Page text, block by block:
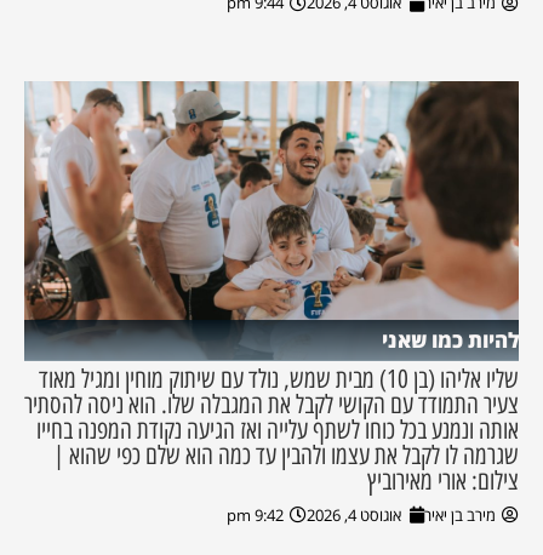
להיות כמו שאני
שליו אליהו (בן 10) מבית שמש, נולד עם שיתוק מוחין ומגיל מאוד
צעיר התמודד עם הקושי לקבל את המגבלה שלו. הוא ניסה להסתיר
אותה ונמנע בכל כוחו לשתף עלייה ואז הגיעה נקודת המפנה בחייו
שגרמה לו לקבל את עצמו ולהבין עד כמה הוא שלם כפי שהוא |
צילום: אורי מאירוביץ
מירב בן יאיר אוגוסט 4, 2026 9:42 pm